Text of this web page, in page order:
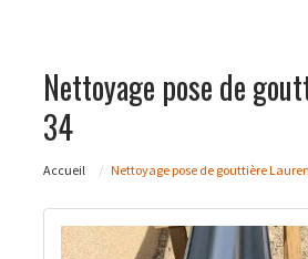
Nettoyage pose de
34
Accueil Nettoyage pose de gouttière